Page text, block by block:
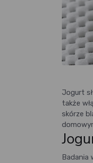
Jogurt
także
skórze
Badania